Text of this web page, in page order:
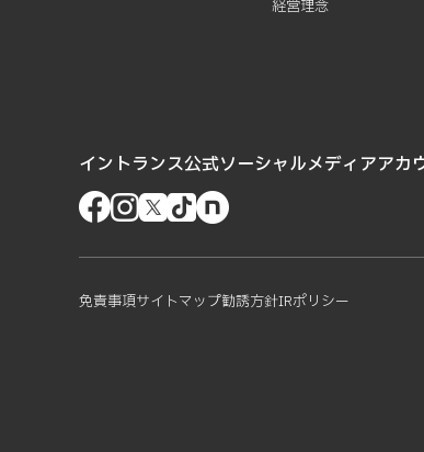
経営理念
イントランス公式ソーシャルメディアアカ
免責事項サイトマップ勧誘方針IRポリシー